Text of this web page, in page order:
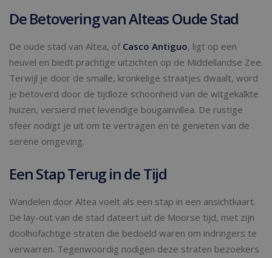
De Betovering van Alteas Oude Stad
De oude stad van Altea, of Casco Antiguo, ligt op een
heuvel en biedt prachtige uitzichten op de Middellandse Zee.
Terwijl je door de smalle, kronkelige straatjes dwaalt, word
je betoverd door de tijdloze schoonheid van de witgekalkte
huizen, versierd met levendige bougainvillea. De rustige
sfeer nodigt je uit om te vertragen en te genieten van de
serene omgeving.
Een Stap Terug in de Tijd
Wandelen door Altea voelt als een stap in een ansichtkaart.
De lay-out van de stad dateert uit de Moorse tijd, met zijn
doolhofachtige straten die bedoeld waren om indringers te
verwarren. Tegenwoordig nodigen deze straten bezoekers